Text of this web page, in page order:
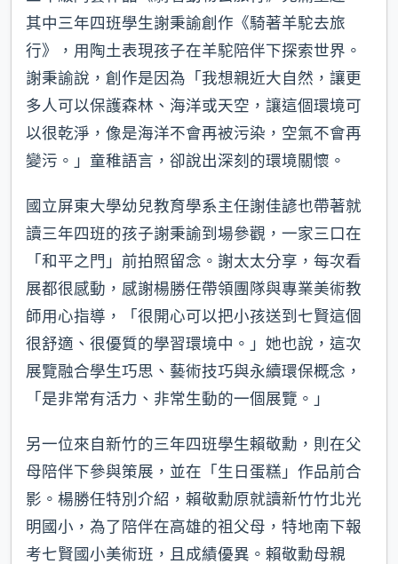
其中三年四班學生謝秉諭創作《騎著羊駝去旅
行》，用陶土表現孩子在羊駝陪伴下探索世界。
謝秉諭說，創作是因為「我想親近大自然，讓更
多人可以保護森林、海洋或天空，讓這個環境可
以很乾淨，像是海洋不會再被污染，空氣不會再
變污。」童稚語言，卻說出深刻的環境關懷。
國立屏東大學幼兒教育學系主任謝佳諺也帶著就
讀三年四班的孩子謝秉諭到場參觀，一家三口在
「和平之門」前拍照留念。謝太太分享，每次看
展都很感動，感謝楊勝任帶領團隊與專業美術教
師用心指導，「很開心可以把小孩送到七賢這個
很舒適、很優質的學習環境中。」她也說，這次
展覽融合學生巧思、藝術技巧與永續環保概念，
「是非常有活力、非常生動的一個展覽。」
另一位來自新竹的三年四班學生賴敬勳，則在父
母陪伴下參與策展，並在「生日蛋糕」作品前合
影。楊勝任特別介紹，賴敬勳原就讀新竹竹北光
明國小，為了陪伴在高雄的祖父母，特地南下報
考七賢國小美術班，且成績優異。賴敬勳母親